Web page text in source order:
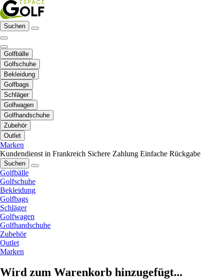
Suchen
Golfbälle
Golfschuhe
Bekleidung
Golfbags
Schläger
Golfwagen
Golfhandschuhe
Zubehör
Outlet
Marken
Kundendienst in Frankreich Sichere Zahlung Einfache Rückgabe
Suchen
Golfbälle
Golfschuhe
Bekleidung
Golfbags
Schläger
Golfwagen
Golfhandschuhe
Zubehör
Outlet
Marken
Wird zum Warenkorb hinzugefügt...